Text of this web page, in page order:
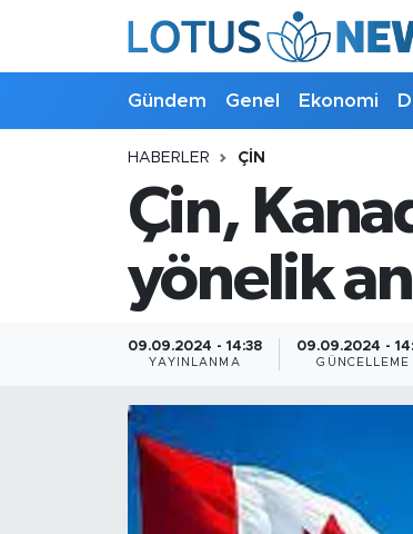
Gündem Genel Ekonomi
HABERLER ÇIN
Çin,
yönelik
09.09.2024 - 14:38
YAYINLANMA
09.09.2024 -
GÜNCELLEME
Kültür - Sanat ve Tarih
Bilim ve Teknoloji